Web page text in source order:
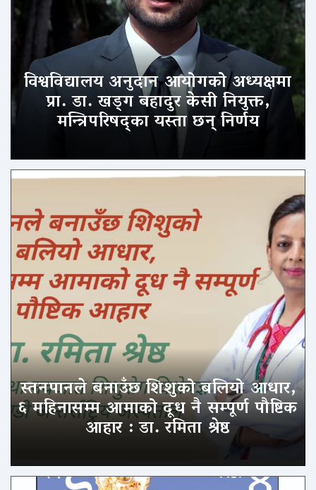
विश्वविद्यालय अनुदान आयोगको अध्यक्षमा
प्रा. डा. खड्ग बहादुर केसी नियुक्त,
मन्त्रिपरिषद्का यस्ता छन् निर्णय
स्तनपानले बनाउँछ शिशुको बलियो आधार,
६ महिनासम्म आमाको दूध नै सम्पूर्ण पौष्टिक
आहार : डा. रमिता श्रेष्ठ